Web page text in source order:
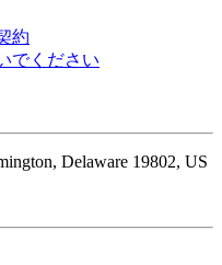
約
でください
Delaware 19802, US